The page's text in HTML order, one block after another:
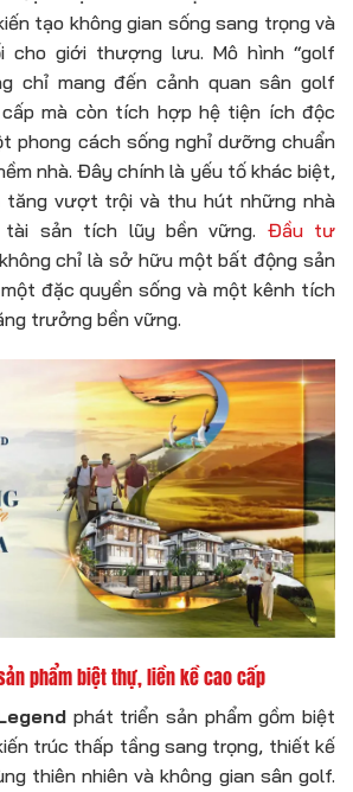
tạo không gian sống sang trọng và
giới thượng lưu. Mô hình “golf
chỉ mang đến cảnh quan sân golf
mà còn tích hợp hệ tiện ích độc
phong cách sống nghỉ dưỡng chuẩn
nhà. Đây chính là yếu tố khác biệt,
tăng vượt trội và thu hút những nhà
sản tích lũy bền vững. Đầu tư
chỉ là sở hữu một bất động sản
đặc quyền sống và một kênh tích
trưởng bền vững.
phẩm biệt thự, liền kề cao cấp
phát triển sản phẩm gồm biệt
trúc thấp tầng sang trọng, thiết kế
thiên nhiên và không gian sân golf.